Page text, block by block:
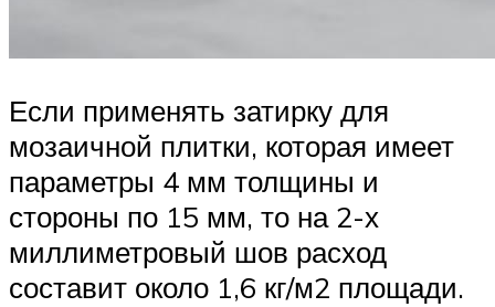
Если применять затирку для
мозаичной плитки, которая имеет
параметры 4 мм толщины и
стороны по 15 мм, то на 2-х
миллиметровый шов расход
составит около 1,6 кг/м2 площади.